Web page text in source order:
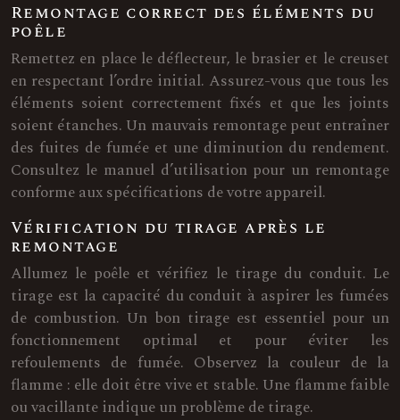
Remontage correct des éléments du
poêle
Remettez en place le déflecteur, le brasier et le creuset
en respectant l’ordre initial. Assurez-vous que tous les
éléments soient correctement fixés et que les joints
soient étanches. Un mauvais remontage peut entraîner
des fuites de fumée et une diminution du rendement.
Consultez le manuel d’utilisation pour un remontage
conforme aux spécifications de votre appareil.
Vérification du tirage après le
remontage
Allumez le poêle et vérifiez le tirage du conduit. Le
tirage est la capacité du conduit à aspirer les fumées
de combustion. Un bon tirage est essentiel pour un
fonctionnement optimal et pour éviter les
refoulements de fumée. Observez la couleur de la
flamme : elle doit être vive et stable. Une flamme faible
ou vacillante indique un problème de tirage.